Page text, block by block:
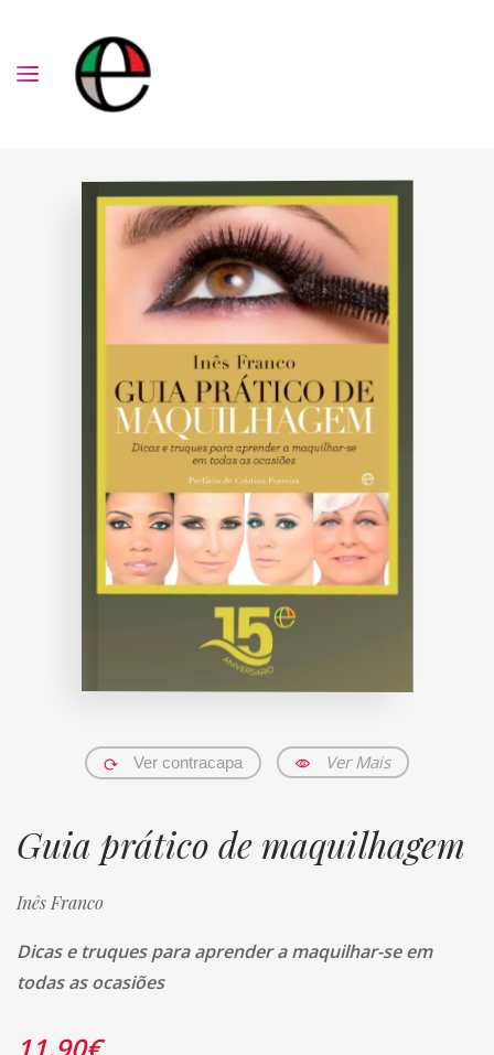
Ver contracapa Ver Mais
Guia prático de maquilhagem
Inês Franco
Dicas e truques para aprender a maquilhar-se em
todas as ocasiões
11.90€